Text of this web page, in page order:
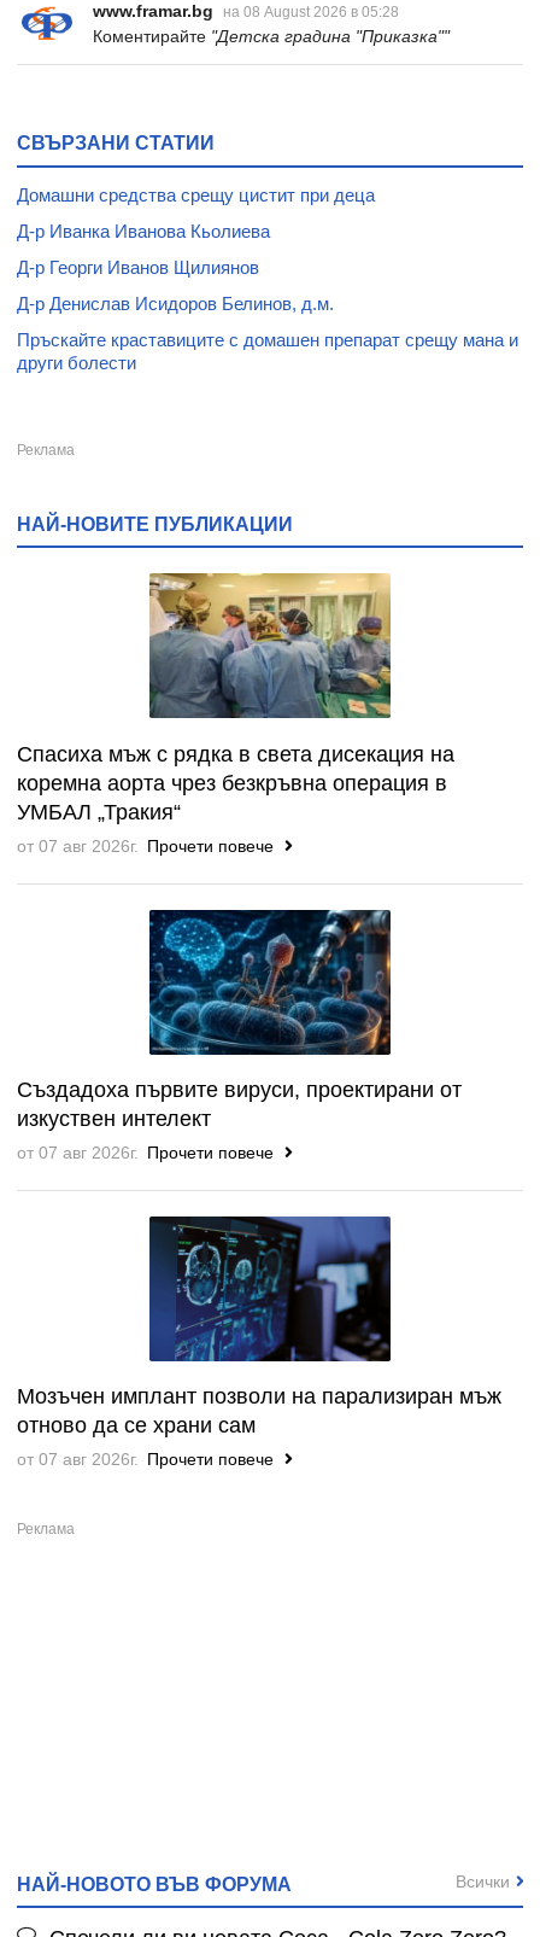
www.framar.bg на 08 August 2026 в 05:28
Коментирайте "Детска градина "Приказка""
СВЪРЗАНИ СТАТИИ
Домашни средства срещу цистит при деца
Д-р Иванка Иванова Кьолиева
Д-р Георги Иванов Щилиянов
Д-р Денислав Исидоров Белинов, д.м.
Пръскайте краставиците с домашен препарат срещу мана и
други болести
НАЙ-НОВИТЕ ПУБЛИКАЦИИ
Спасиха мъж с рядка в света дисекация на
коремна аорта чрез безкръвна операция в
УМБАЛ „Тракия“
от 07 авг 2026г. Прочети повече
Създадоха първите вируси, проектирани от
изкуствен интелект
от 07 авг 2026г. Прочети повече
Мозъчен имплант позволи на парализиран мъж
отново да се храни сам
от 07 авг 2026г. Прочети повече
НАЙ-НОВОТО ВЪВ ФОРУМА Всички